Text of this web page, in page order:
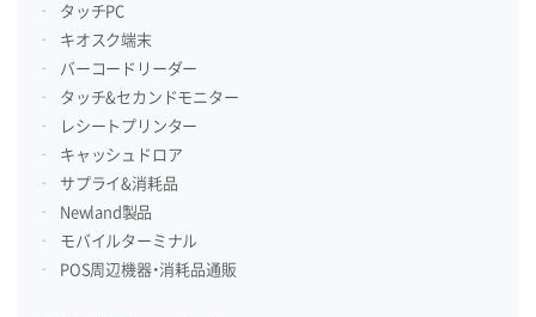
タッチPC
キオスク端末
バーコードリーダー
タッチ&セカンドモニター
レシートプリンター
キャッシュドロア
サプライ&消耗品
Newland製品
モバイルターミナル
POS周辺機器・消耗品通販